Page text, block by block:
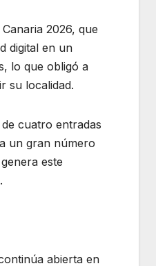
2026, que
digital en un
lo que obligó a
su localidad.
cuatro entradas
un gran número
este
abierta en